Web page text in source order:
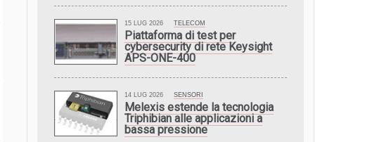
15 LUG 2026 TELECOM
Piattaforma di test per
cybersecurity di rete Keysight
APS-ONE-400
14 LUG 2026 SENSORI
Melexis estende la tecnologia
Triphibian alle applicazioni a
bassa pressione